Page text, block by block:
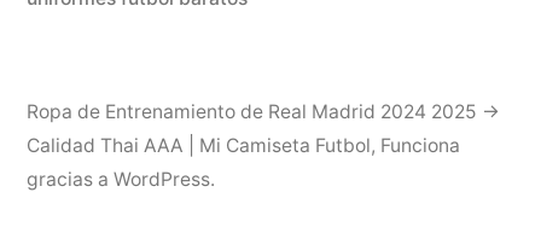
Ropa de Entrenamiento de Real Madrid 2024 2025 →
Calidad Thai AAA | Mi Camiseta Futbol, Funciona
gracias a WordPress.